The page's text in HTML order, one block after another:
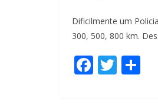
Dificilmente um
300, 500, 800 km.
F T